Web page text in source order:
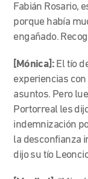
Fabián Rosario,
porque había
engañado.
[Mónica]: El tío
experiencias
asuntos. Pero
Portorreal les
indemnización
la desconfianza
dijo su tío